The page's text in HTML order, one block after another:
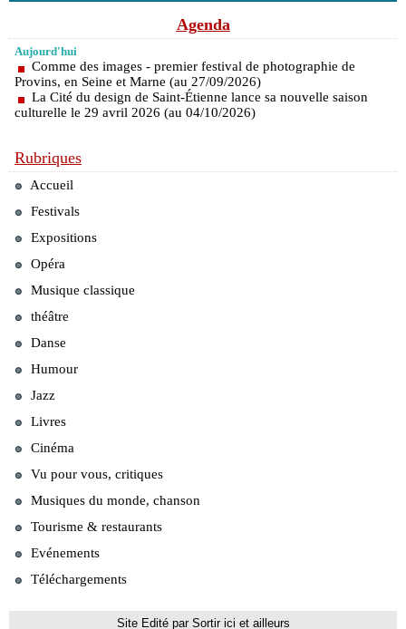
Agenda
Aujourd'hui
Comme des images - premier festival de photographie de
Provins, en Seine et Marne (au 27/09/2026)
La Cité du design de Saint-Étienne lance sa nouvelle saison
culturelle le 29 avril 2026 (au 04/10/2026)
Rubriques
Accueil
Festivals
Expositions
Opéra
Musique classique
théâtre
Danse
Humour
Jazz
Livres
Cinéma
Vu pour vous, critiques
Musiques du monde, chanson
Tourisme & restaurants
Evénements
Téléchargements
Site Edité par Sortir ici et ailleurs